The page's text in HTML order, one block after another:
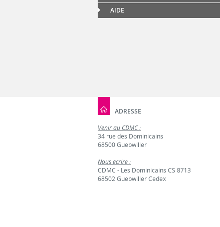
AIDE
ADRESSE
Venir au CDMC :
34 rue des Dominicains
68500 Guebwiller
Nous écrire :
CDMC - Les Dominicains CS 8713
68502 Guebwiller Cedex